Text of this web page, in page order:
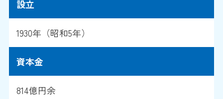
設立
1930年（昭和5年）
資本金
814億円余